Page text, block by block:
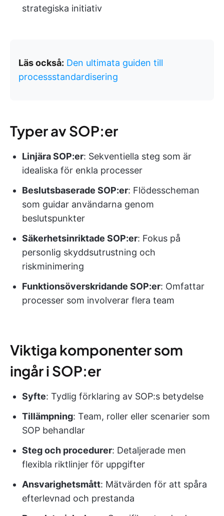
strategiska initiativ
Läs också: Den ultimata guiden till
processstandardisering
Typer av SOP:er
Linjära SOP:er: Sekventiella steg som är
idealiska för enkla processer
Beslutsbaserade SOP:er: Flödesscheman
som guidar användarna genom
beslutspunkter
Säkerhetsinriktade SOP:er: Fokus på
personlig skyddsutrustning och
riskminimering
Funktionsöverskridande SOP:er: Omfattar
processer som involverar flera team
Viktiga komponenter som
ingår i SOP:er
Syfte: Tydlig förklaring av SOP:s betydelse
Tillämpning: Team, roller eller scenarier som
SOP behandlar
Steg och procedurer: Detaljerade men
flexibla riktlinjer för uppgifter
Ansvarighetsmått: Mätvärden för att spåra
efterlevnad och prestanda